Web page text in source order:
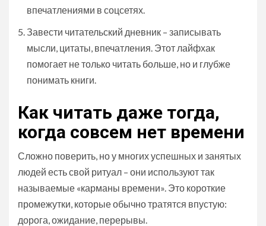
впечатлениями в соцсетях.
Завести читательский дневник – записывать
мысли, цитаты, впечатления. Этот лайфхак
помогает не только читать больше, но и глубже
понимать книги.
Как читать даже тогда,
когда совсем нет времени
Сложно поверить, но у многих успешных и занятых
людей есть свой ритуал – они используют так
называемые «карманы времени». Это короткие
промежутки, которые обычно тратятся впустую:
дорога, ожидание, перерывы.